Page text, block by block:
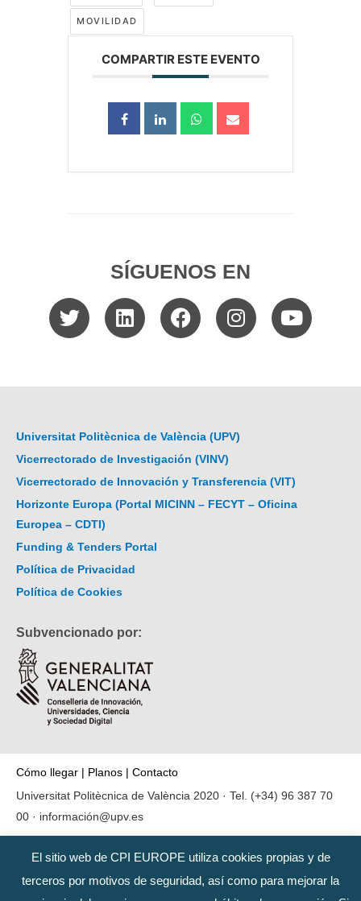
MOVILIDAD
COMPARTIR ESTE EVENTO
SÍGUENOS EN
Universitat Politècnica de València (UPV)
Vicerrectorado de Investigación (VINV)
Vicerrectorado de Innovación y Transferencia (VIT)
Horizonte Europa (Portal MICINN – FECYT – Oficina
Europea – CDTI)
Funding & Tenders Portal
Política de Privacidad
Política de Cookies
Subvencionado por:
Cómo llegar | Planos | Contacto
Universitat Politècnica de València 2020 · Tel. (+34) 96 387 70
00 · información@upv.es
El sitio web de CPI EUROPE utiliza cookies propias y de
terceros por motivos de seguridad, así como para mejorar la